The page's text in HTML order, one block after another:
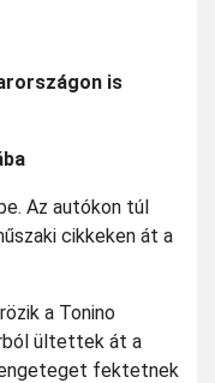
is
Az autókon túl
cikkeken át a
a Tonino
ültettek át a
fektetnek